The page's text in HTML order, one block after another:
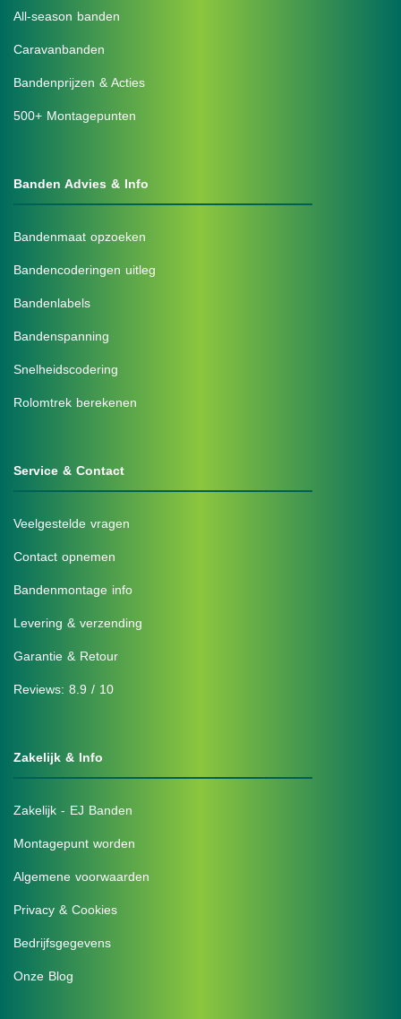
All-season banden
Caravanbanden
Bandenprijzen & Acties
500+ Montagepunten
Banden Advies & Info
Bandenmaat opzoeken
Bandencoderingen uitleg
Bandenlabels
Bandenspanning
Snelheidscodering
Rolomtrek berekenen
Service & Contact
Veelgestelde vragen
Contact opnemen
Bandenmontage info
Levering & verzending
Garantie & Retour
Reviews: 8.9 / 10
Zakelijk & Info
Zakelijk - EJ Banden
Montagepunt worden
Algemene voorwaarden
Privacy & Cookies
Bedrijfsgegevens
Onze Blog